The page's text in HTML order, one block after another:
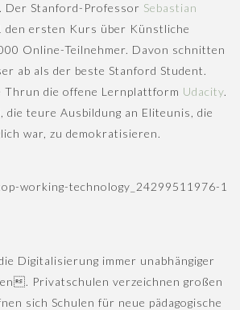
Der Stanford-Professor Sebastian
den ersten Kurs über Künstliche
Online-Teilnehmer. Davon schnitten
ab als der beste Stanford Student.
Thrun die offene Lernplattform Udacity.
die teure Ausbildung an Eliteunis, die
war, zu demokratisieren.
Digitalisierung immer unabhängiger
. Privatschulen verzeichnen großen
sich Schulen für neue pädagogische